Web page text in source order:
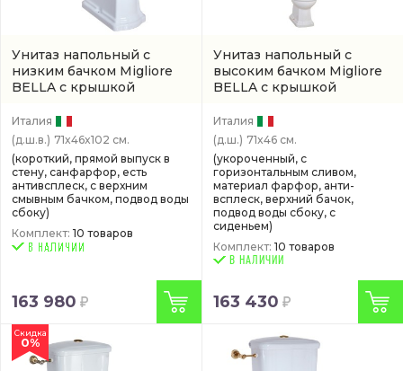
Унитаз напольный с
низким бачком Migliore
BELLA с крышкой
Италия
(д.ш.в.) 71x46x102 см.
(короткий, прямой выпуск в
стену, санфарфор, есть
антивсплеск, с верхним
смывным бачком, подвод воды
сбоку)
Комплект: 10 товаров
163 980
Унитаз напольный с
высоким бачком Migliore
BELLA с крышкой
Италия
(д.ш.) 71x46 см.
(укороченный, с
горизонтальным сливом,
материал фарфор, анти-
всплеск, верхний бачок,
подвод воды сбоку, с
сиденьем)
Комплект: 10 товаров
В НАЛИЧИИ
163 430
Скидка
0%